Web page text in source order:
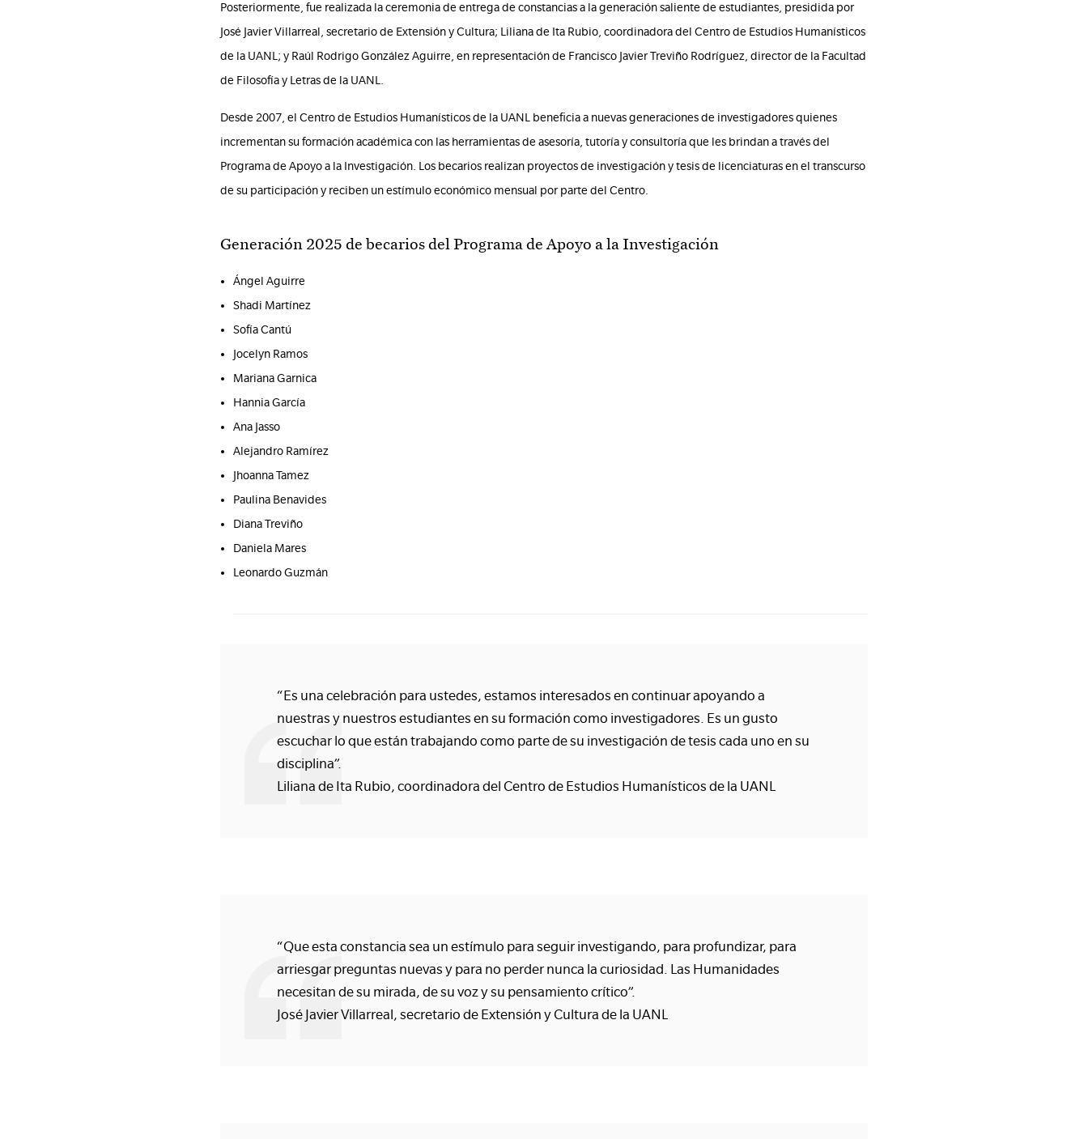
Posteriormente, fue realizada la ceremonia de entrega de constancias a la generación saliente de estudiantes, presidida por
José Javier Villarreal, secretario de Extensión y Cultura; Liliana de Ita Rubio, coordinadora del Centro de Estudios Humanísticos
de la UANL; y Raúl Rodrigo González Aguirre, en representación de Francisco Javier Treviño Rodríguez, director de la Facultad
de Filosofía y Letras de la UANL.
Desde 2007, el Centro de Estudios Humanísticos de la UANL beneficia a nuevas generaciones de investigadores quienes
incrementan su formación académica con las herramientas de asesoría, tutoría y consultoría que les brindan a través del
Programa de Apoyo a la Investigación. Los becarios realizan proyectos de investigación y tesis de licenciaturas en el transcurso
de su participación y reciben un estímulo económico mensual por parte del Centro.
Generación 2025 de becarios del Programa de Apoyo a la Investigación
Ángel Aguirre
Shadi Martínez
Sofía Cantú
Jocelyn Ramos
Mariana Garnica
Hannia García
Ana Jasso
Alejandro Ramírez
Jhoanna Tamez
Paulina Benavides
Diana Treviño
Daniela Mares
Leonardo Guzmán
“Es una celebración para ustedes, estamos interesados en continuar apoyando a
nuestras y nuestros estudiantes en su formación como investigadores. Es un gusto
escuchar lo que están trabajando como parte de su investigación de tesis cada uno en su
disciplina”.
Liliana de Ita Rubio, coordinadora del Centro de Estudios Humanísticos de la UANL
“Que esta constancia sea un estímulo para seguir investigando, para profundizar, para
arriesgar preguntas nuevas y para no perder nunca la curiosidad. Las Humanidades
necesitan de su mirada, de su voz y su pensamiento crítico”.
José Javier Villarreal, secretario de Extensión y Cultura de la UANL